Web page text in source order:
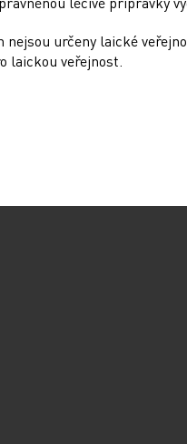
provádět
s
RS viry.
určeny laické
laickou veřejnost.